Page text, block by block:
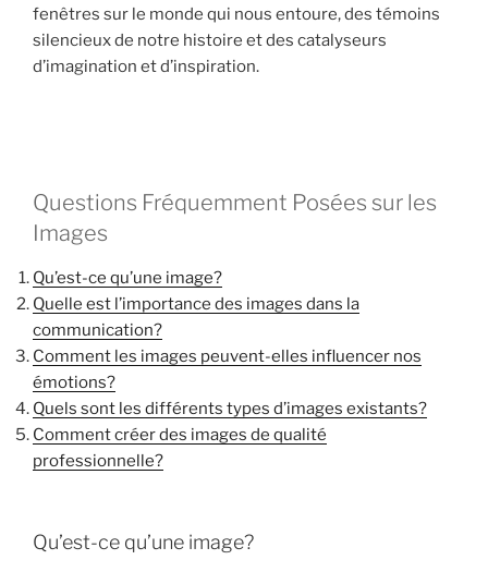
fenêtres sur le monde qui nous entoure, des témoins
silencieux de notre histoire et des catalyseurs
d’imagination et d’inspiration.
Questions Fréquemment Posées sur les
Images
Qu’est-ce qu’une image?
Quelle est l’importance des images dans la
communication?
Comment les images peuvent-elles influencer nos
émotions?
Quels sont les différents types d’images existants?
Comment créer des images de qualité
professionnelle?
Qu’est-ce qu’une image?